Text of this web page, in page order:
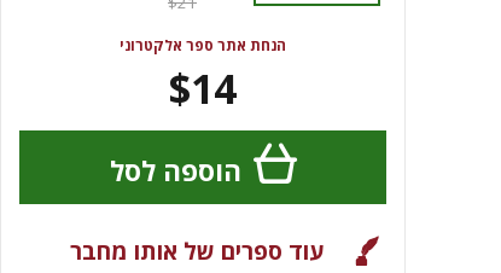
הנחת אתר ספר אלקטרוני
$14
הוספה לסל
עוד ספרים של אותו מחבר